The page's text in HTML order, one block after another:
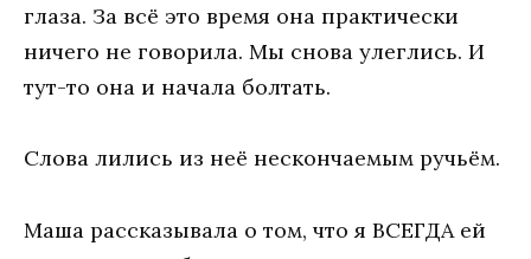
глаза. За всё это время она практически
ничего не говорила. Мы снова улеглись. И
тут-то она и начала болтать.
Слова лились из неё нескончаемым ручьём.
Маша рассказывала о том, что я ВСЕГДА ей